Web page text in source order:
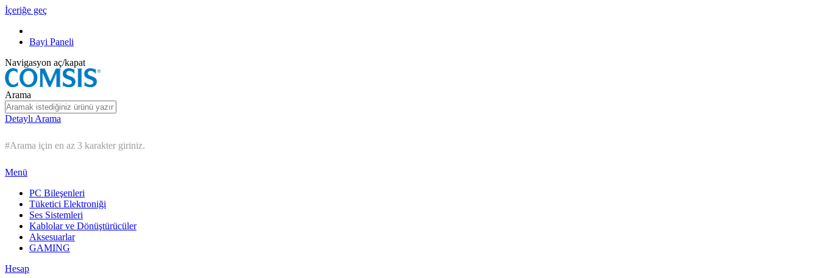
İçeriğe geç
Bayi Paneli
Navigasyon aç/kapat
Arama
Detaylı Arama
#Arama için en az 3 karakter giriniz.
Menü
PC Bileşenleri
Tüketici Elektroniği
Ses Sistemleri
Kablolar ve Dönüştürücüler
Aksesuarlar
GAMING
Hesap